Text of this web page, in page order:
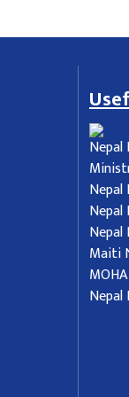
Nepal
Nepal
Nepal
Nepal
Maiti
Nepal